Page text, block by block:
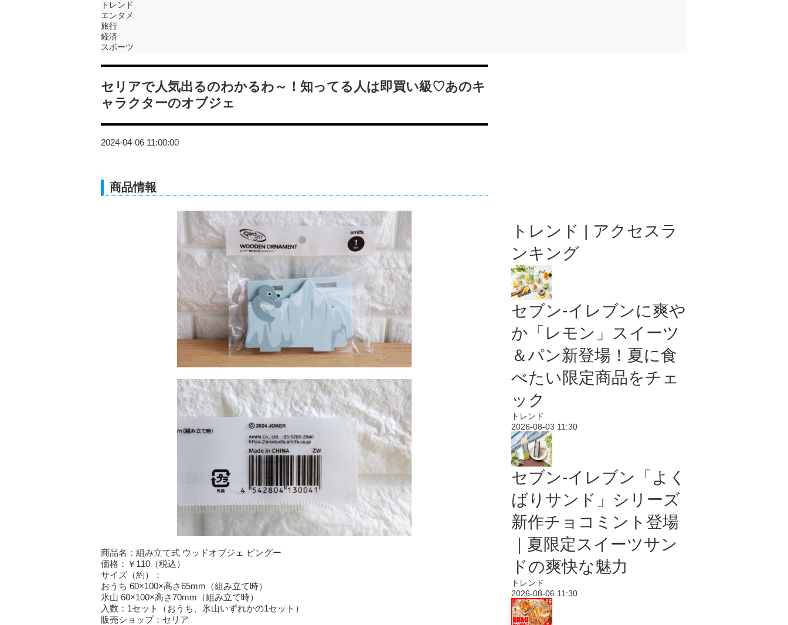
トレンド
エンタメ
旅行
経済
スポーツ
セリアで人気出るのわかるわ～！知ってる人は即買い級♡あのキ
ャラクターのオブジェ
2024-04-06 11:00:00
商品情報
商品名：組み立て式 ウッドオブジェ ピングー
価格：￥110（税込）
サイズ（約）：
おうち 60×100×高さ65mm（組み立て時）
氷山 60×100×高さ70mm（組み立て時）
入数：1セット（おうち、氷山いずれかの1セット）
販売ショップ：セリア
トレンド | アクセスラ
ンキング
セブン‐イレブンに爽や
か「レモン」スイーツ
＆パン新登場！夏に食
べたい限定商品をチェ
ック
トレンド
2026-08-03 11:30
セブン‐イレブン「よく
ばりサンド」シリーズ
新作チョコミント登場
｜夏限定スイーツサン
ドの爽快な魅力
トレンド
2026-08-06 11:30